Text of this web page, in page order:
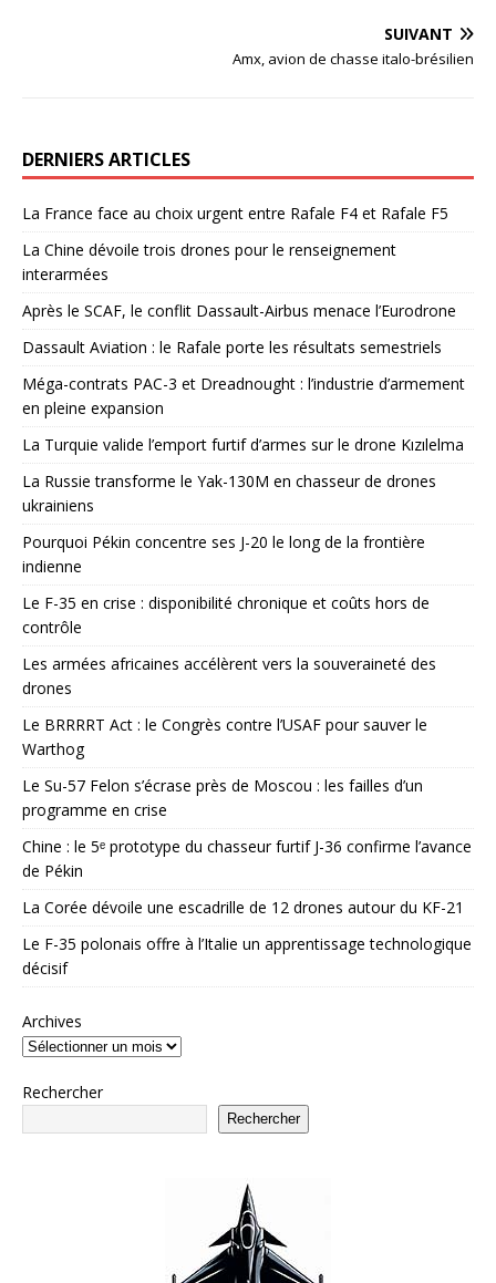
SUIVANT
Amx, avion de chasse italo-brésilien
DERNIERS ARTICLES
La France face au choix urgent entre Rafale F4 et Rafale F5
La Chine dévoile trois drones pour le renseignement
interarmées
Après le SCAF, le conflit Dassault-Airbus menace l’Eurodrone
Dassault Aviation : le Rafale porte les résultats semestriels
Méga-contrats PAC-3 et Dreadnought : l’industrie d’armement
en pleine expansion
La Turquie valide l’emport furtif d’armes sur le drone Kızılelma
La Russie transforme le Yak-130M en chasseur de drones
ukrainiens
Pourquoi Pékin concentre ses J-20 le long de la frontière
indienne
Le F-35 en crise : disponibilité chronique et coûts hors de
contrôle
Les armées africaines accélèrent vers la souveraineté des
drones
Le BRRRRT Act : le Congrès contre l’USAF pour sauver le
Warthog
Le Su-57 Felon s’écrase près de Moscou : les failles d’un
programme en crise
Chine : le 5ᵉ prototype du chasseur furtif J-36 confirme l’avance
de Pékin
La Corée dévoile une escadrille de 12 drones autour du KF-21
Le F-35 polonais offre à l’Italie un apprentissage technologique
décisif
Archives
Rechercher
Rechercher